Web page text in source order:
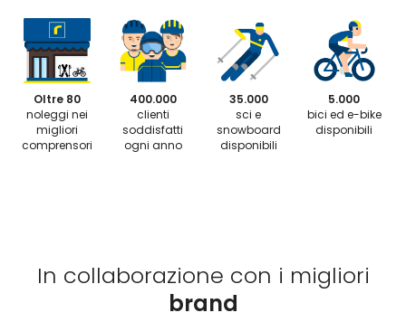
Oltre 80
noleggi nei
migliori
comprensori
400.000
clienti
soddisfatti
ogni anno
35.000
sci e
snowboard
disponibili
5.000
bici ed e-bike
disponibili
In collaborazione con i migliori
brand